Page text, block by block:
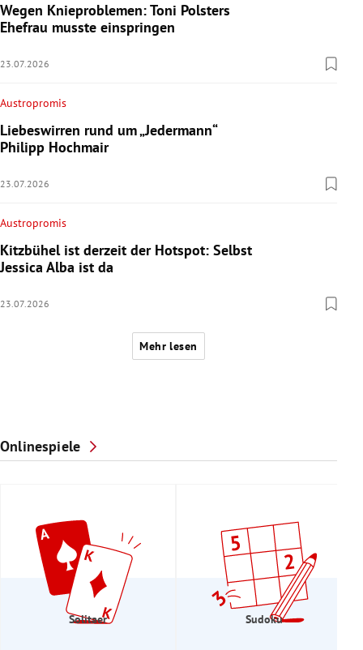
Wegen Knieproblemen: Toni Polsters
Ehefrau musste einspringen
23.07.2026
Austropromis
Liebeswirren rund um „Jedermann“
Philipp Hochmair
23.07.2026
Austropromis
Kitzbühel ist derzeit der Hotspot: Selbst
Jessica Alba ist da
23.07.2026
Mehr lesen
Onlinespiele
Solitaer Sudoku